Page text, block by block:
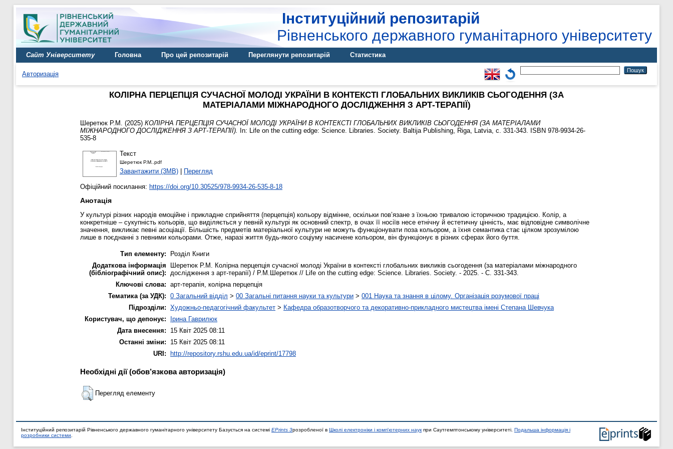
Інституційний репозитарій
Рівненського державного гуманітарного університету
Сайт Університету Головна Про цей репозитарій Переглянути репозитарій Статистика
Авторизація
КОЛІРНА ПЕРЦЕПЦІЯ СУЧАСНОЇ МОЛОДІ УКРАЇНИ В КОНТЕКСТІ ГЛОБАЛЬНИХ ВИКЛИКІВ СЬОГОДЕННЯ (ЗА
МАТЕРІАЛАМИ МІЖНАРОДНОГО ДОСЛІДЖЕННЯ З АРТ-ТЕРАПІЇ)
Шеретюк Р.М. (2025) КОЛІРНА ПЕРЦЕПЦІЯ СУЧАСНОЇ МОЛОДІ УКРАЇНИ В КОНТЕКСТІ ГЛОБАЛЬНИХ ВИКЛИКІВ СЬОГОДЕННЯ (ЗА МАТЕРІАЛАМИ
МІЖНАРОДНОГО ДОСЛІДЖЕННЯ З АРТ-ТЕРАПІЇ).
In: Life on the cutting edge: Science. Libraries. Society. Baltija Publishing, Riga, Latvia, с. 331-343. ISBN 978-9934-26-
535-8
Текст
Шеретюк Р.М..pdf
Завантажити (3MB) | Перегляд
Офіційний посилання: https://doi.org/10.30525/978-9934-26-535-8-18
Анотація
У культурі різних народів емоційне і прикладне сприйняття (перцепція) кольору відмінне, оскільки пов’язане з їхньою тривалою історичною традицією. Колір, а
конкретніше – сукупність кольорів, що виділяється у певній культурі як основний спектр, в очах її носіїв несе етнічну й естетичну цінність, має відповідне символічне
значення, викликає певні асоціації. Більшість предметів матеріальної культури не можуть функціонувати поза кольором, а їхня семантика стає цілком зрозумілою
лише в поєднанні з певними кольорами. Отже, наразі життя будь-якого соціуму насичене кольором, він функціонує в різних сферах його буття.
Тип елементу:
Розділ Книги
Додаткова інформація
(бібліографічний опис):
Шеретюк Р.М. Колірна перцепція сучасної молоді України в контексті глобальних викликів сьогодення (за матеріалами міжнародного
дослідження з арт-терапії) / Р.М.Шеретюк // Life on the cutting edge: Science. Libraries. Society. - 2025. - С. 331-343.
Ключові слова: арт-терапія, колірна перцепція
Тематика (за УДК): 0 Загальний відділ > 00 Загальні питання науки та культури > 001 Наука та знання в цілому. Організація розумової праці
Підрозділи: Художньо-педагогічний факультет > Кафедра образотворчого та декоративно-прикладного мистецтва імені Степана Шевчука
Користувач, що депонує:
Ірина Гаврилюк
Дата внесення:
15 Квіт 2025 08:11
Останні зміни:
15 Квіт 2025 08:11
URI:
http://repository.rshu.edu.ua/id/eprint/17798
Необхідні дії (обов’язкова авторизація)
Перегляд елементу
Інституційний репозитарій Рівненського державного гуманітарного університету Базується на системі EPrints 3розробленої в Школі електроніки і комп'ютерних наук при Саутгемптонському університеті. Подальша інформація і
розробники системи